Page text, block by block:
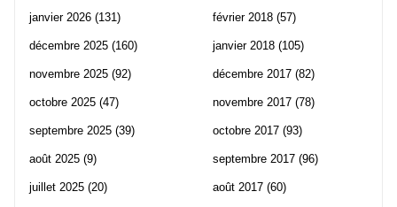
janvier 2026 (131)
décembre 2025 (160)
novembre 2025 (92)
octobre 2025 (47)
septembre 2025 (39)
août 2025 (9)
juillet 2025 (20)
février 2018 (57)
janvier 2018 (105)
décembre 2017 (82)
novembre 2017 (78)
octobre 2017 (93)
septembre 2017 (96)
août 2017 (60)